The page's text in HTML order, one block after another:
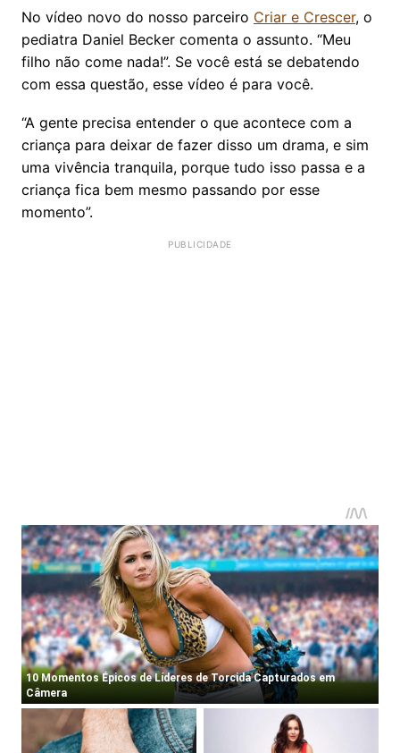
No vídeo novo do nosso parceiro Criar e Crescer, o
pediatra Daniel Becker comenta o assunto. “Meu
filho não come nada!”. Se você está se debatendo
com essa questão, esse vídeo é para você.
“A gente precisa entender o que acontece com a
criança para deixar de fazer disso um drama, e sim
uma vivência tranquila, porque tudo isso passa e a
criança fica bem mesmo passando por esse
momento”.